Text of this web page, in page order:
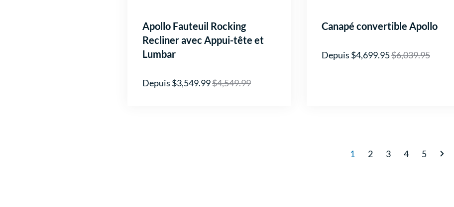
Apollo Fauteuil Rocking
Recliner avec Appui-tête et
Lumbar
Depuis $3,549.99$4,549.99
Canapé convertible Apollo
Depuis $4,699.95$6,039.95
1 2 3 4 5